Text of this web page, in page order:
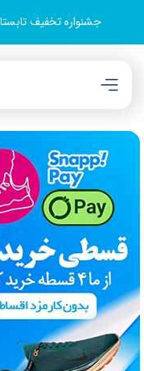
جشنواره تخفیف